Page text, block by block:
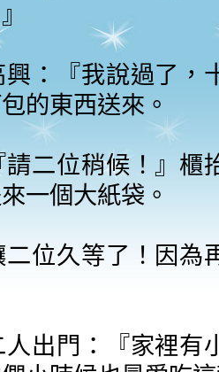
：『我說過了，
的東西送來。
二位稍候！』櫃
一個大紙袋。
二位久等了！因
出門：『家裡有